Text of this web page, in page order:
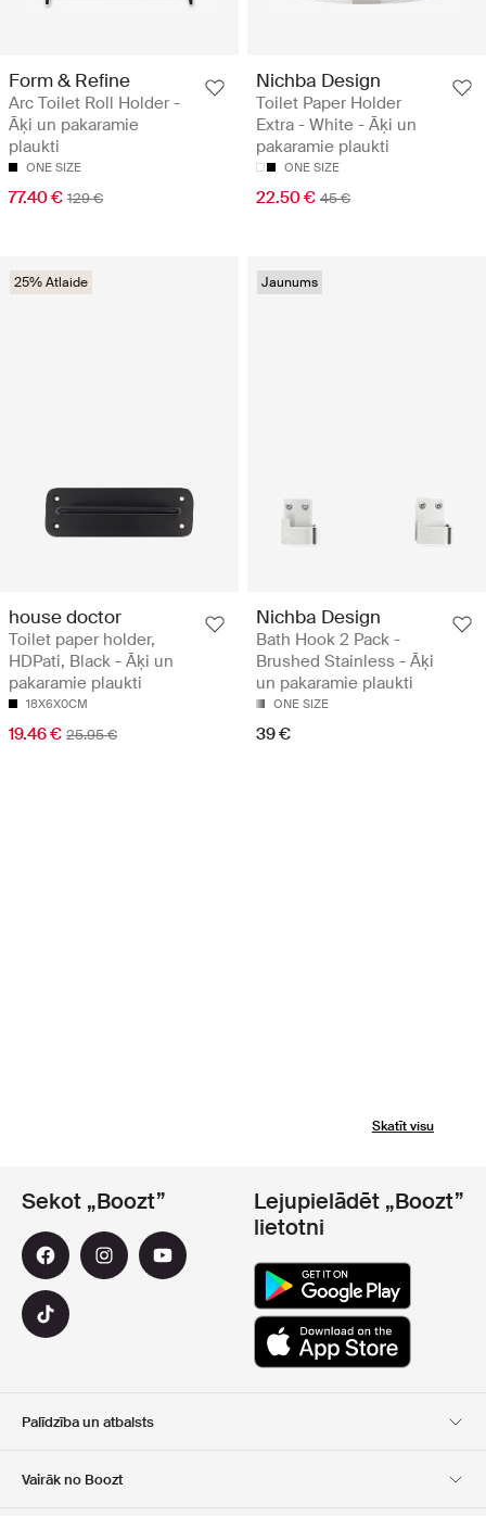
Form & Refine
Arc Toilet Roll Holder -
Āķi un pakaramie
plaukti
ONE SIZE
77.40 € 129 €
Nichba Design
Toilet Paper Holder
Extra - White - Āķi un
pakaramie plaukti
ONE SIZE
22.50 € 45 €
25% Atlaide
house doctor
Toilet paper holder,
HDPati, Black - Āķi un
pakaramie plaukti
18X6X0CM
19.46 € 25.95 €
Jaunums
Nichba Design
Bath Hook 2 Pack -
Brushed Stainless - Āķi
un pakaramie plaukti
ONE SIZE
39 €
Skatīt visu
Palīdzība un atbalsts
Vairāk no Boozt
Sekot „Boozt”
Lejupielādēt „Boozt”
lietotni